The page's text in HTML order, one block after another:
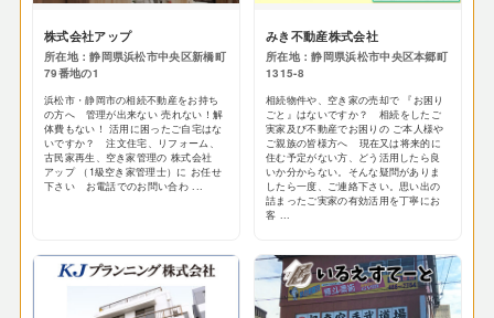
株式会社アップ
所在地：静岡県浜松市中央区新橋町
79番地の1
浜松市・静岡市の相続不動産をお持ち
の方へ 管理が出来ない 売れない！解
体費もない！ 活用に困ったご自宅はな
いですか？ 注文住宅、リフォーム、
古民家再生、空き家管理の 株式会社
アップ （1級空き家管理士）に お任せ
下さい お電話でのお問い合わ ...
みき不動産株式会社
所在地：静岡県浜松市中央区本郷町
1315-8
相続物件や、空き家の売却で 『お困り
ごと』はないですか？ 相続をしたご
実家及び不動産でお困りの ご本人様や
ご親族の皆様方へ 現在又は将来的に
住む予定がない方、どう活用したら良
いか分からない。そんな疑問がありま
したら一度、ご連絡下さい。思い出の
詰まったご実家の有効活用を丁寧にお
客 ...